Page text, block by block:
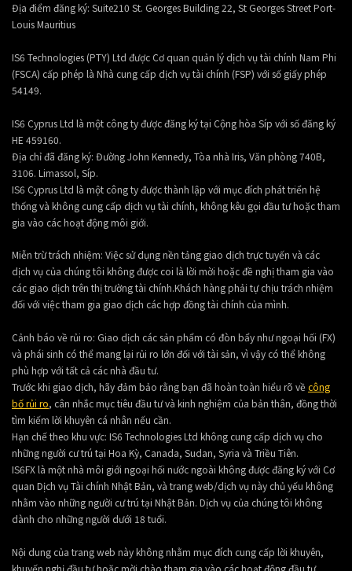
Địa điểm đăng ký: Suite210 St. Georges Building 22, St Georges Street Port-
Louis Mauritius
IS6 Technologies (PTY) Ltd được Cơ quan quản lý dịch vụ tài chính Nam Phi
(FSCA) cấp phép là Nhà cung cấp dịch vụ tài chính (FSP) với số giấy phép
54149.
IS6 Cyprus Ltd là một công ty được đăng ký tại Cộng hòa Síp với số đăng ký
HE 459160.
Địa chỉ đã đăng ký: Đường John Kennedy, Tòa nhà Iris, Văn phòng 740B,
3106. Limassol, Síp.
IS6 Cyprus Ltd là một công ty được thành lập với mục đích phát triển hệ
thống và không cung cấp dịch vụ tài chính, không kêu gọi đầu tư hoặc tham
gia vào các hoạt động môi giới.
Miễn trừ trách nhiệm: Việc sử dụng nền tảng giao dịch trực tuyến và các
dịch vụ của chúng tôi không được coi là lời mời hoặc đề nghị tham gia vào
các giao dịch trên thị trường tài chính.Khách hàng phải tự chịu trách nhiệm
đối với việc tham gia giao dịch các hợp đồng tài chính của mình.
Cảnh báo về rủi ro: Giao dịch các sản phẩm có đòn bẩy như ngoại hối (FX)
và phái sinh có thể mang lại rủi ro lớn đối với tài sản, vì vậy có thể không
phù hợp với tất cả các nhà đầu tư.
Trước khi giao dịch, hãy đảm bảo rằng bạn đã hoàn toàn hiểu rõ về công
bố rủi ro, cân nhắc mục tiêu đầu tư và kinh nghiệm của bản thân, đồng thời
tìm kiếm lời khuyên cá nhân nếu cần.
Hạn chế theo khu vực: IS6 Technologies Ltd không cung cấp dịch vụ cho
những người cư trú tại Hoa Kỳ, Canada, Sudan, Syria và Triều Tiên.
IS6FX là một nhà môi giới ngoại hối nước ngoài không được đăng ký với Cơ
quan Dịch vụ Tài chính Nhật Bản, và trang web/dịch vụ này chủ yếu không
nhằm vào những người cư trú tại Nhật Bản. Dịch vụ của chúng tôi không
dành cho những người dưới 18 tuổi.
Nội dung của trang web này không nhằm mục đích cung cấp lời khuyên,
khuyến nghị đầu tư hoặc mời chào tham gia vào các hoạt động đầu tư.